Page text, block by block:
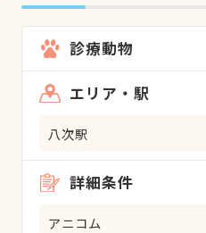
診療動物
エリア・駅
八次駅
詳細条件
アニコム